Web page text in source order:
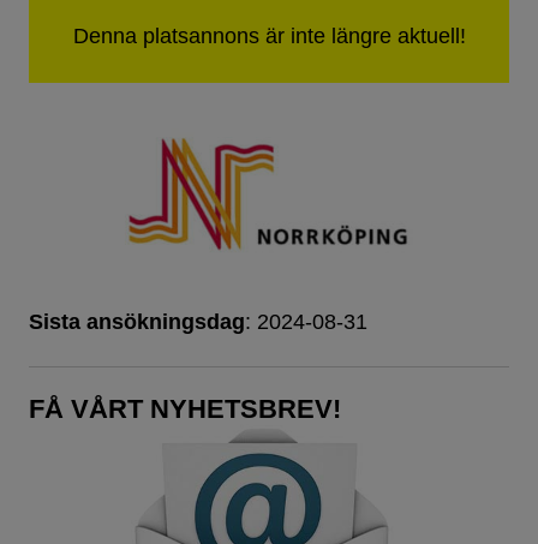
Sista ansökningsdag: 2024-08-31
FÅ VÅRT NYHETSBREV!